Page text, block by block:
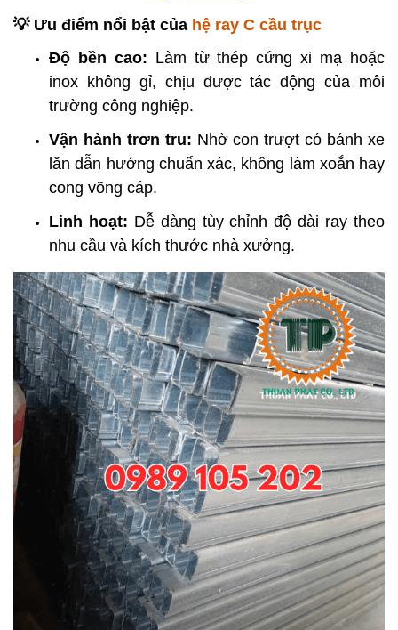
💡 Ưu điểm nổi bật của hệ ray C cầu trục
Độ bền cao: Làm từ thép cứng xi mạ hoặc
inox không gỉ, chịu được tác động của môi
trường công nghiệp.
Vận hành trơn tru: Nhờ con trượt có bánh xe
lăn dẫn hướng chuẩn xác, không làm xoắn hay
cong võng cáp.
Linh hoạt: Dễ dàng tùy chỉnh độ dài ray theo
nhu cầu và kích thước nhà xưởng.